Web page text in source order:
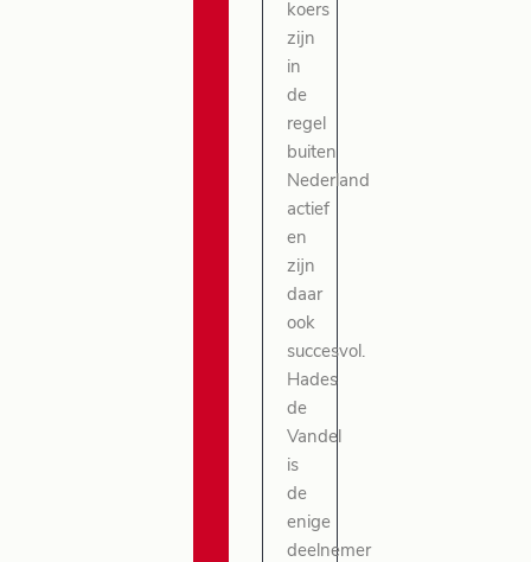
koers
zijn
in
de
regel
buiten
Nederland
actief
en
zijn
daar
ook
succesvol.
Hades
de
Vandel
is
de
enige
deelnemer